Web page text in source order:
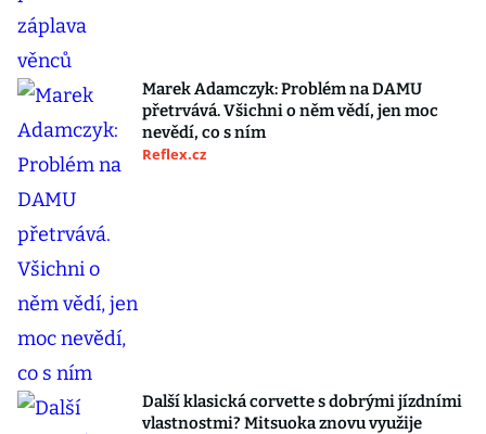
Marek Adamczyk: Problém na DAMU
přetrvává. Všichni o něm vědí, jen moc
nevědí, co s ním
Reflex.cz
Další klasická corvette s dobrými jízdními
vlastnostmi? Mitsuoka znovu využije